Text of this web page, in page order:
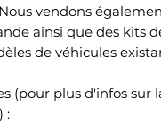
vendons
ainsi que des kits
de véhicules
(pour plus d'infos sur
: